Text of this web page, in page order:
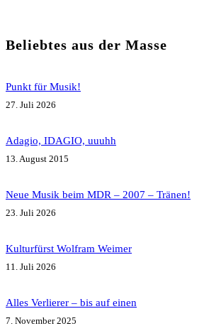
Beliebtes aus der Masse
Punkt für Musik!
27. Juli 2026
Adagio, IDAGIO, uuuhh
13. August 2015
Neue Musik beim MDR – 2007 – Tränen!
23. Juli 2026
Kulturfürst Wolfram Weimer
11. Juli 2026
Alles Verlierer – bis auf einen
7. November 2025